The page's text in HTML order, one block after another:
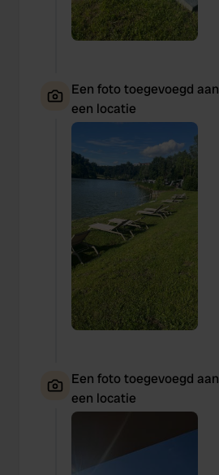
Een foto toegevoegd aan
een locatie
Een foto toegevoegd aan
een locatie